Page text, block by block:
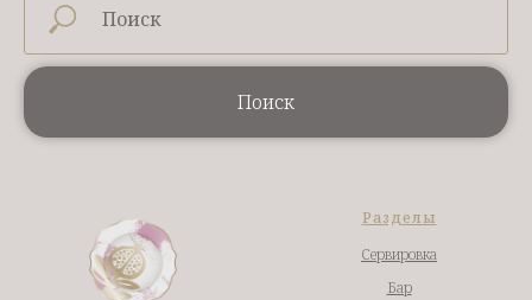
Поиск
Разделы
Сервировка
Бар